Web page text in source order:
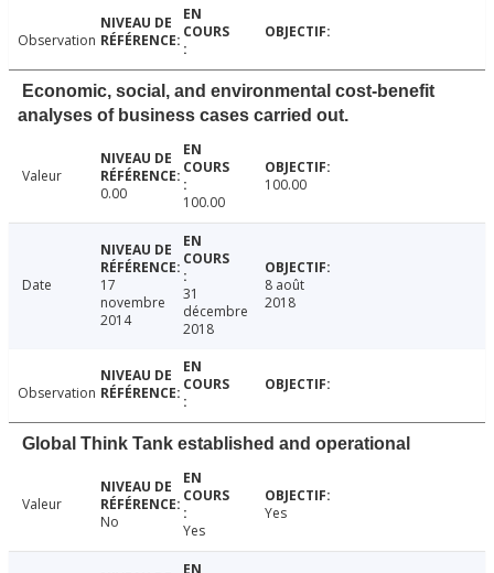
Observation
Economic, social, and environmental cost-benefit
analyses of business cases carried out.
Valeur
0.00
100.00
100.00
Date
17
novembre
2014
31
décembre
2018
8 août
2018
Observation
Global Think Tank established and operational
Valeur
No
Yes
Yes